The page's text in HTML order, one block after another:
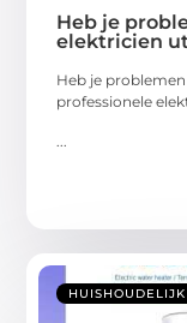
Heb je
elektricien
Heb je
professionele
HUISHOUDELIJK